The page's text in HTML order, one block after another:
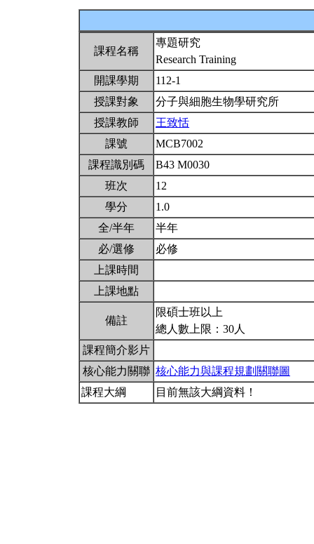
課程名稱
專題研究
Research Training
開課學期
112-1
授課對象
分子與細胞生物學研究所
授課教師
王致恬
課號
MCB7002
課程識別碼
B43 M0030
班次
12
學分
1.0
全/半年
半年
必/選修
必修
上課時間
上課地點
備註
限碩士班以上
總人數上限：30人
課程簡介影片
核心能力關聯 核心能力與課程規劃關聯圖
課程大綱
目前無該大綱資料！